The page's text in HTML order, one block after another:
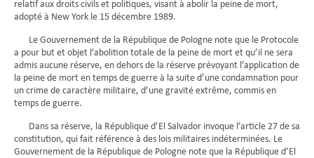
relatif aux droits civils et politiques, visant à abolir la peine de mort,
adopté à New York le 15 décembre 1989.
Le Gouvernement de la République de Pologne note que le Protocole
a pour but et objet l’abolition totale de la peine de mort et qu’il ne sera
admis aucune réserve, en dehors de la réserve prévoyant l’application de
la peine de mort en temps de guerre à la suite d’une condamnation pour
un crime de caractère militaire, d’une gravité extrême, commis en
temps de guerre.
Dans sa réserve, la République d’El Salvador invoque l’article 27 de sa
constitution, qui fait référence à des lois militaires indéterminées. Le
Gouvernement de la République de Pologne note que la République d’El